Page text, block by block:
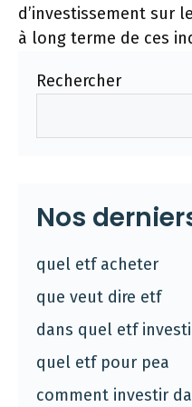
d’investissement sur
à long terme de ces
Rechercher
Nos
quel etf acheter
que veut dire etf
dans quel etf
quel etf pour pea
comment investir